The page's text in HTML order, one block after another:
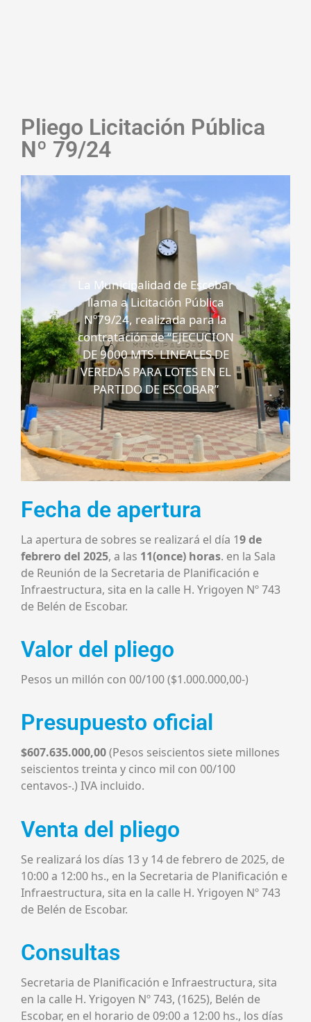
Pliego Licitación Pública
Nº 79/24
La Municipalidad de Escobar
llama a Licitación Pública
Nº79/24, realizada para la
contratación de “EJECUCION
DE 9000 MTS. LINEALES DE
VEREDAS PARA LOTES EN EL
PARTIDO DE ESCOBAR”
Fecha de apertura
La apertura de sobres se realizará el día 19 de
febrero del 2025, a las 11(once) horas. en la Sala
de Reunión de la Secretaria de Planificación e
Infraestructura, sita en la calle H. Yrigoyen Nº 743
de Belén de Escobar.
Valor del pliego
Pesos un millón con 00/100 ($1.000.000,00-)
Presupuesto oficial
$607.635.000,00(Pesos seiscientos siete millones
seiscientos treinta y cinco mil con 00/100
centavos-.) IVA incluido.
Venta del pliego
Se realizará los días 13 y 14 de febrero de 2025, de
10:00 a 12:00 hs., en la Secretaria de Planificación e
Infraestructura, sita en la calle H. Yrigoyen Nº 743
de Belén de Escobar.
Consultas
Secretaria de Planificación e Infraestructura, sita
en la calle H. Yrigoyen Nº 743, (1625), Belén de
Escobar, en el horario de 09:00 a 12:00 hs., los días